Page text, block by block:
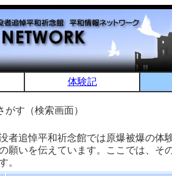
体験記
がす（検索画面）
者追悼平和祈念館では原爆被爆の
願いを伝えています。ここでは、
。